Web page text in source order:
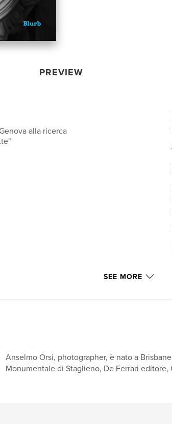
PREVIEW
alla ricerca
SEE MORE
Anselmo Orsi, photographer, è nato a
Monumentale di Staglieno, De Ferrari editore,